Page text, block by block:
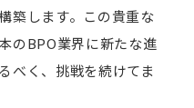
築します。この貴重な
のBPO業界に新たな進
べく、挑戦を続けてま